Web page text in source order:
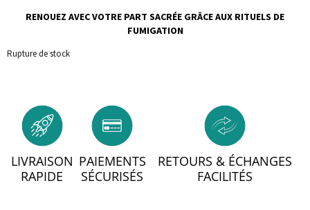
RENOUEZ AVEC VOTRE PART SACRÉE GRÂCE AUX RITUELS DE
FUMIGATION
Rupture de stock
LIVRAISON
RAPIDE
PAIEMENTS
SÉCURISÉS
RETOURS & ÉCHANGES
FACILITÉS